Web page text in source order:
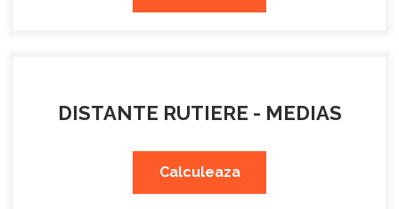
DISTANTE RUTIERE - MEDIAS
Calculeaza